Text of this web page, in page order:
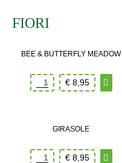
FIORI
BEE & BUTTERFLY MEADOW
€8,95
GIRASOLE
€8,95